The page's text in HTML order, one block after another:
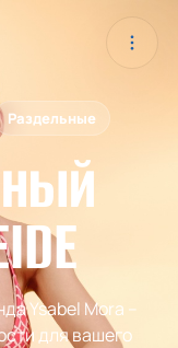
Раздельные
Ysabel Mora –
для вашего